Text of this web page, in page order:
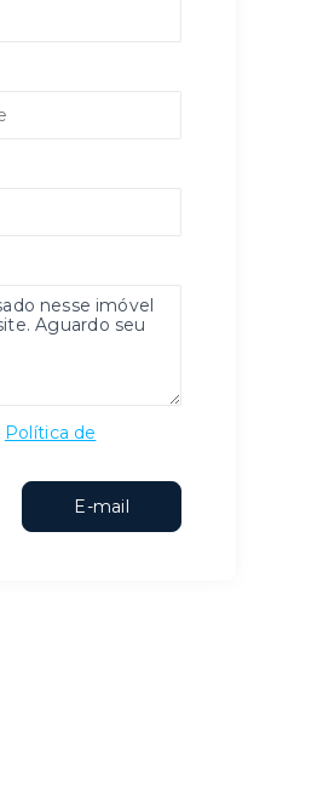
Política de
E-mail